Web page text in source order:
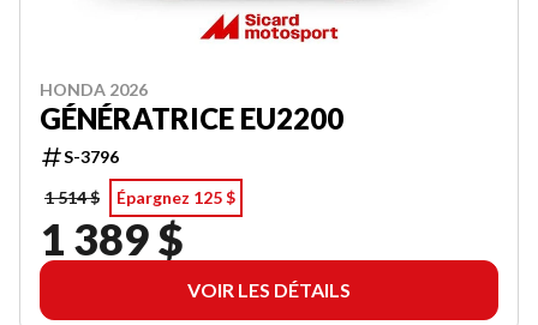
HONDA 2026
GÉNÉRATRICE EU2200
S-3796
1 514 $
Épargnez 125 $
1 389 $
VOIR LES DÉTAILS